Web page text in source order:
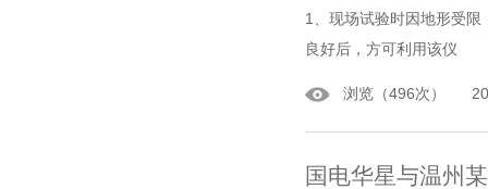
1、现场试验时因地形受
良好后，方可利用该仪
浏览（496次）
国电华星与温州